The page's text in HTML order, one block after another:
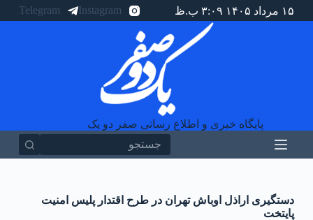
ا
۱۵ مرداد ۱۴۰۵ ۳:۰۹ ب.ظ Instagram
Telegram
پایگاه خبری و اطلاع رسانی صفر دو یک
نتیجه
دستگیری اراذل اوباش تهران در طرح اقتدار پلیس امنیت
پایتخت